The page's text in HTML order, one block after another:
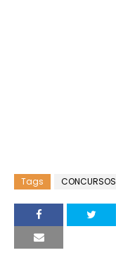
Tags CONCURSOS